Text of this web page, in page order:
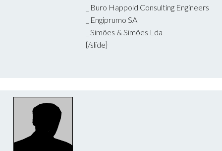
_ Buro Happold Consulting Engineers
_ Engiprumo SA
_ Simões & Simões Lda
{/slide}